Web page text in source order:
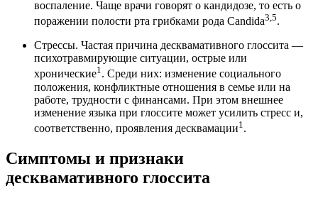
воспаление. Чаще врачи говорят о кандидозе, то есть о
поражении полости рта грибками рода Candida3,5.
Стрессы. Частая причина десквамативного глоссита —
психотравмирующие ситуации, острые или
хронические1. Среди них: изменение социального
положения, конфликтные отношения в семье или на
работе, трудности с финансами. При этом внешнее
изменение языка при глоссите может усилить стресс и,
соответственно, проявления десквамации1 .
Симптомы и признаки
десквамативного глоссита